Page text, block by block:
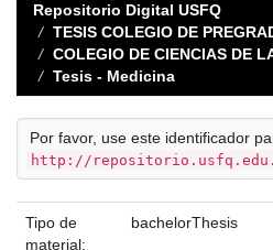
Repositorio Digital USFQ
TESIS COLEGIO DE
COLEGIO DE CIENCIAS DE
Tesis - Medicina
Por favor, use este identificador
http://
Tipo de
material:
bachelorThesis